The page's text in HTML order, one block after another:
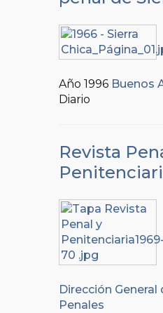
Año 1996 Buenos
Diario
Revista
Dirección
Penales